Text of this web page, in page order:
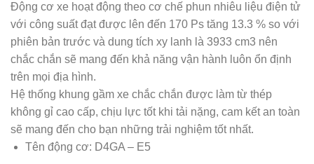
Động cơ xe hoạt động theo cơ chế phun nhiêu liệu điện tử
với công suất đạt được lên đến 170 Ps tăng 13.3 % so với
phiên bản trước và dung tích xy lanh là 3933 cm3 nên
chắc chắn sẽ mang đến khả năng vận hành luôn ổn định
trên mọi địa hình.
Hệ thống khung gầm xe chắc chắn được làm từ thép
không gỉ cao cấp, chịu lực tốt khi tải nặng, cam kết an toàn
sẽ mang đến cho bạn những trải nghiệm tốt nhất.
Tên động cơ: D4GA – E5